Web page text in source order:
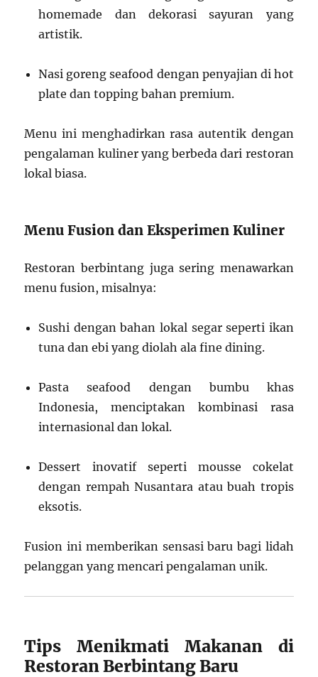
homemade dan dekorasi sayuran yang
artistik.
Nasi goreng seafood dengan penyajian di hot
plate dan topping bahan premium.
Menu ini menghadirkan rasa autentik dengan
pengalaman kuliner yang berbeda dari restoran
lokal biasa.
Menu Fusion dan Eksperimen Kuliner
Restoran berbintang juga sering menawarkan
menu fusion, misalnya:
Sushi dengan bahan lokal segar seperti ikan
tuna dan ebi yang diolah ala fine dining.
Pasta seafood dengan bumbu khas
Indonesia, menciptakan kombinasi rasa
internasional dan lokal.
Dessert inovatif seperti mousse cokelat
dengan rempah Nusantara atau buah tropis
eksotis.
Fusion ini memberikan sensasi baru bagi lidah
pelanggan yang mencari pengalaman unik.
Tips Menikmati Makanan di
Restoran Berbintang Baru